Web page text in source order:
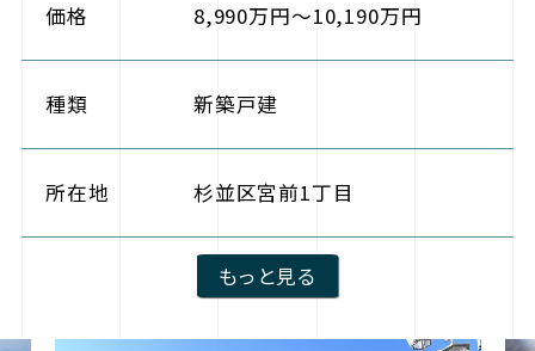
価格 8,990万円～10,190万円
種類 新築戸建
所在地 杉並区宮前1丁目
もっと見る